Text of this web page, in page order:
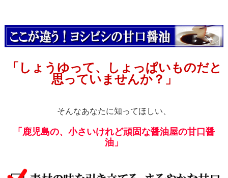
「しょうゆって、しょっぱいものだと
思っていませんか？」
そんなあなたに知ってほしい、
「鹿児島の、小さいけれど頑固な醤油屋の甘口醤
油」